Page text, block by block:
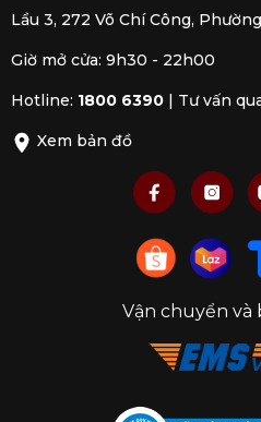
Lầu 3, 272 Võ Chí Công,
Giờ mở cửa: 9h30 - 22h00
Hotline: 1800 6390 Tư vấn
Xem bản đồ
Vận chuyển và